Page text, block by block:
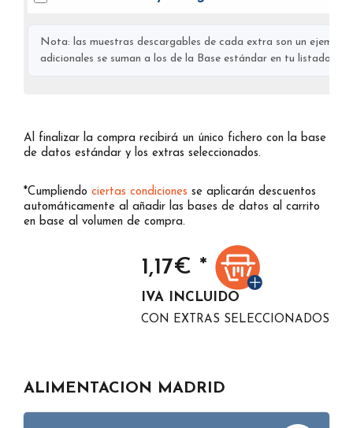
Nota: las muestras descargables de cada extra son un
adicionales se suman a los de la Base estándar en tu listado
Al finalizar la compra recibirá un único fichero con la base
de datos estándar y los extras seleccionados.
*Cumpliendo ciertas condiciones se aplicarán descuentos
automáticamente al añadir las bases de datos al carrito
en base al volumen de compra.
1,17€ *
IVA INCLUIDO
CON EXTRAS SELECCIONADOS
ALIMENTACION MADRID